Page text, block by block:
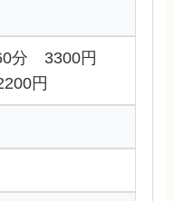
分 3300円
円